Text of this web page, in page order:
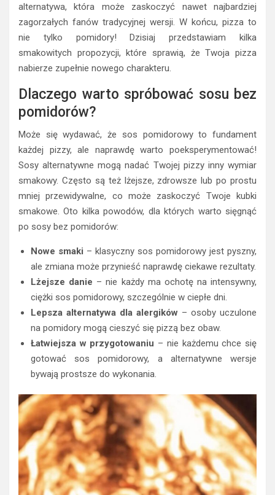
alternatywa, która może zaskoczyć nawet najbardziej
zagorzałych fanów tradycyjnej wersji. W końcu, pizza to
nie tylko pomidory! Dzisiaj przedstawiam kilka
smakowitych propozycji, które sprawią, że Twoja pizza
nabierze zupełnie nowego charakteru.
Dlaczego warto spróbować sosu bez
pomidorów?
Może się wydawać, że sos pomidorowy to fundament
każdej pizzy, ale naprawdę warto poeksperymentować!
Sosy alternatywne mogą nadać Twojej pizzy inny wymiar
smakowy. Często są też lżejsze, zdrowsze lub po prostu
mniej przewidywalne, co może zaskoczyć Twoje kubki
smakowe. Oto kilka powodów, dla których warto sięgnąć
po sosy bez pomidorów:
Nowe smaki – klasyczny sos pomidorowy jest pyszny,
ale zmiana może przynieść naprawdę ciekawe rezultaty.
Lżejsze danie – nie każdy ma ochotę na intensywny,
ciężki sos pomidorowy, szczególnie w ciepłe dni.
Lepsza alternatywa dla alergików – osoby uczulone
na pomidory mogą cieszyć się pizzą bez obaw.
Łatwiejsza w przygotowaniu – nie każdemu chce się
gotować sos pomidorowy, a alternatywne wersje
bywają prostsze do wykonania.